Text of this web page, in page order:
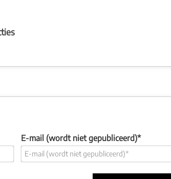
E-mail (wordt niet gepubliceerd)*